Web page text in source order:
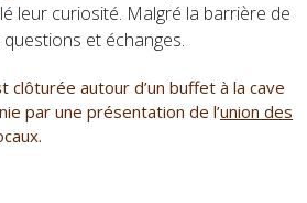
leur curiosité. Malgré la barrière de
et échanges.
autour d’un buffet à la cave
par une présentation de l’union des